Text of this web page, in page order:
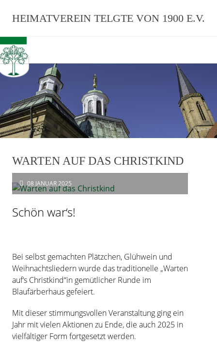
HEIMATVEREIN TELGTE VON 1900 E.V.
WARTEN AUF DAS CHRISTKIND
08 JANUAR 2025
Schön war‘s!
Bei selbst gemachten Plätzchen, Glühwein und
Weihnachtsliedern wurde das traditionelle „Warten
auf‘s Christkind“in gemütlicher Runde im
Blaufärberhaus gefeiert.
Mit dieser stimmungsvollen Veranstaltung ging ein
Jahr mit vielen Aktionen zu Ende, die auch 2025 in
vielfältiger Form fortgesetzt werden.